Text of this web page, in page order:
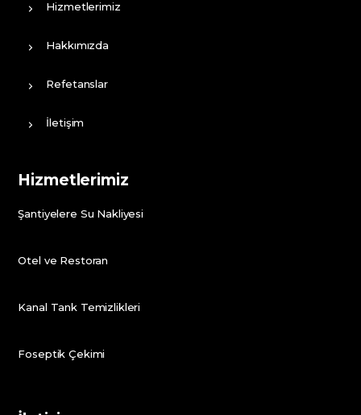
Hizmetlerimiz
Hakkımızda
Refetanslar
İletişim
Hizmetlerimiz
Şantiyelere Su Nakliyesi
Otel ve Restoran
Kanal Tank Temizlikleri
Foseptik Çekimi